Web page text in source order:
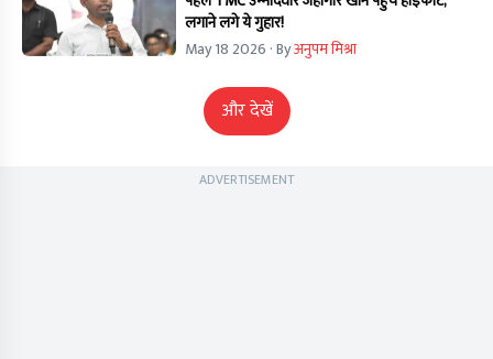
लगाने लगे ये गुहार!
May 18 2026 · Byअनुपम मिश्रा
और देखें
ADVERTISEMENT